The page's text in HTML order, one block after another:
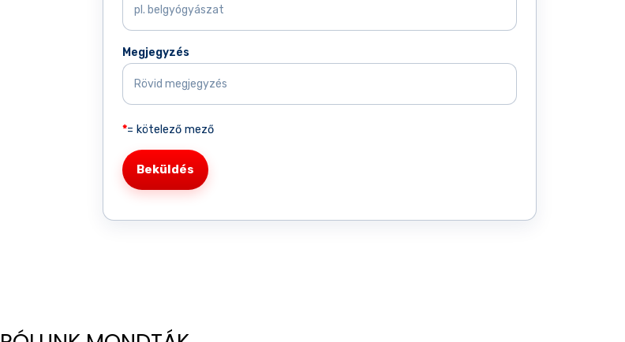
Megjegyzés
*= kötelező mező